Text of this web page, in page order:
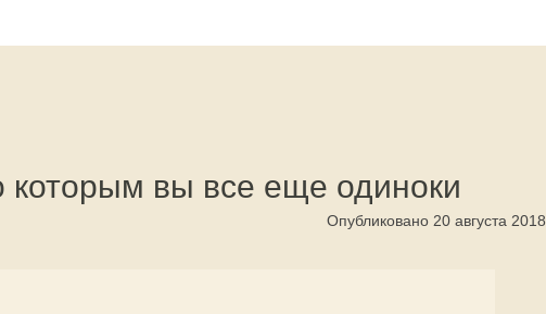
которым вы все еще одиноки
Опубликовано 20 августа 2018